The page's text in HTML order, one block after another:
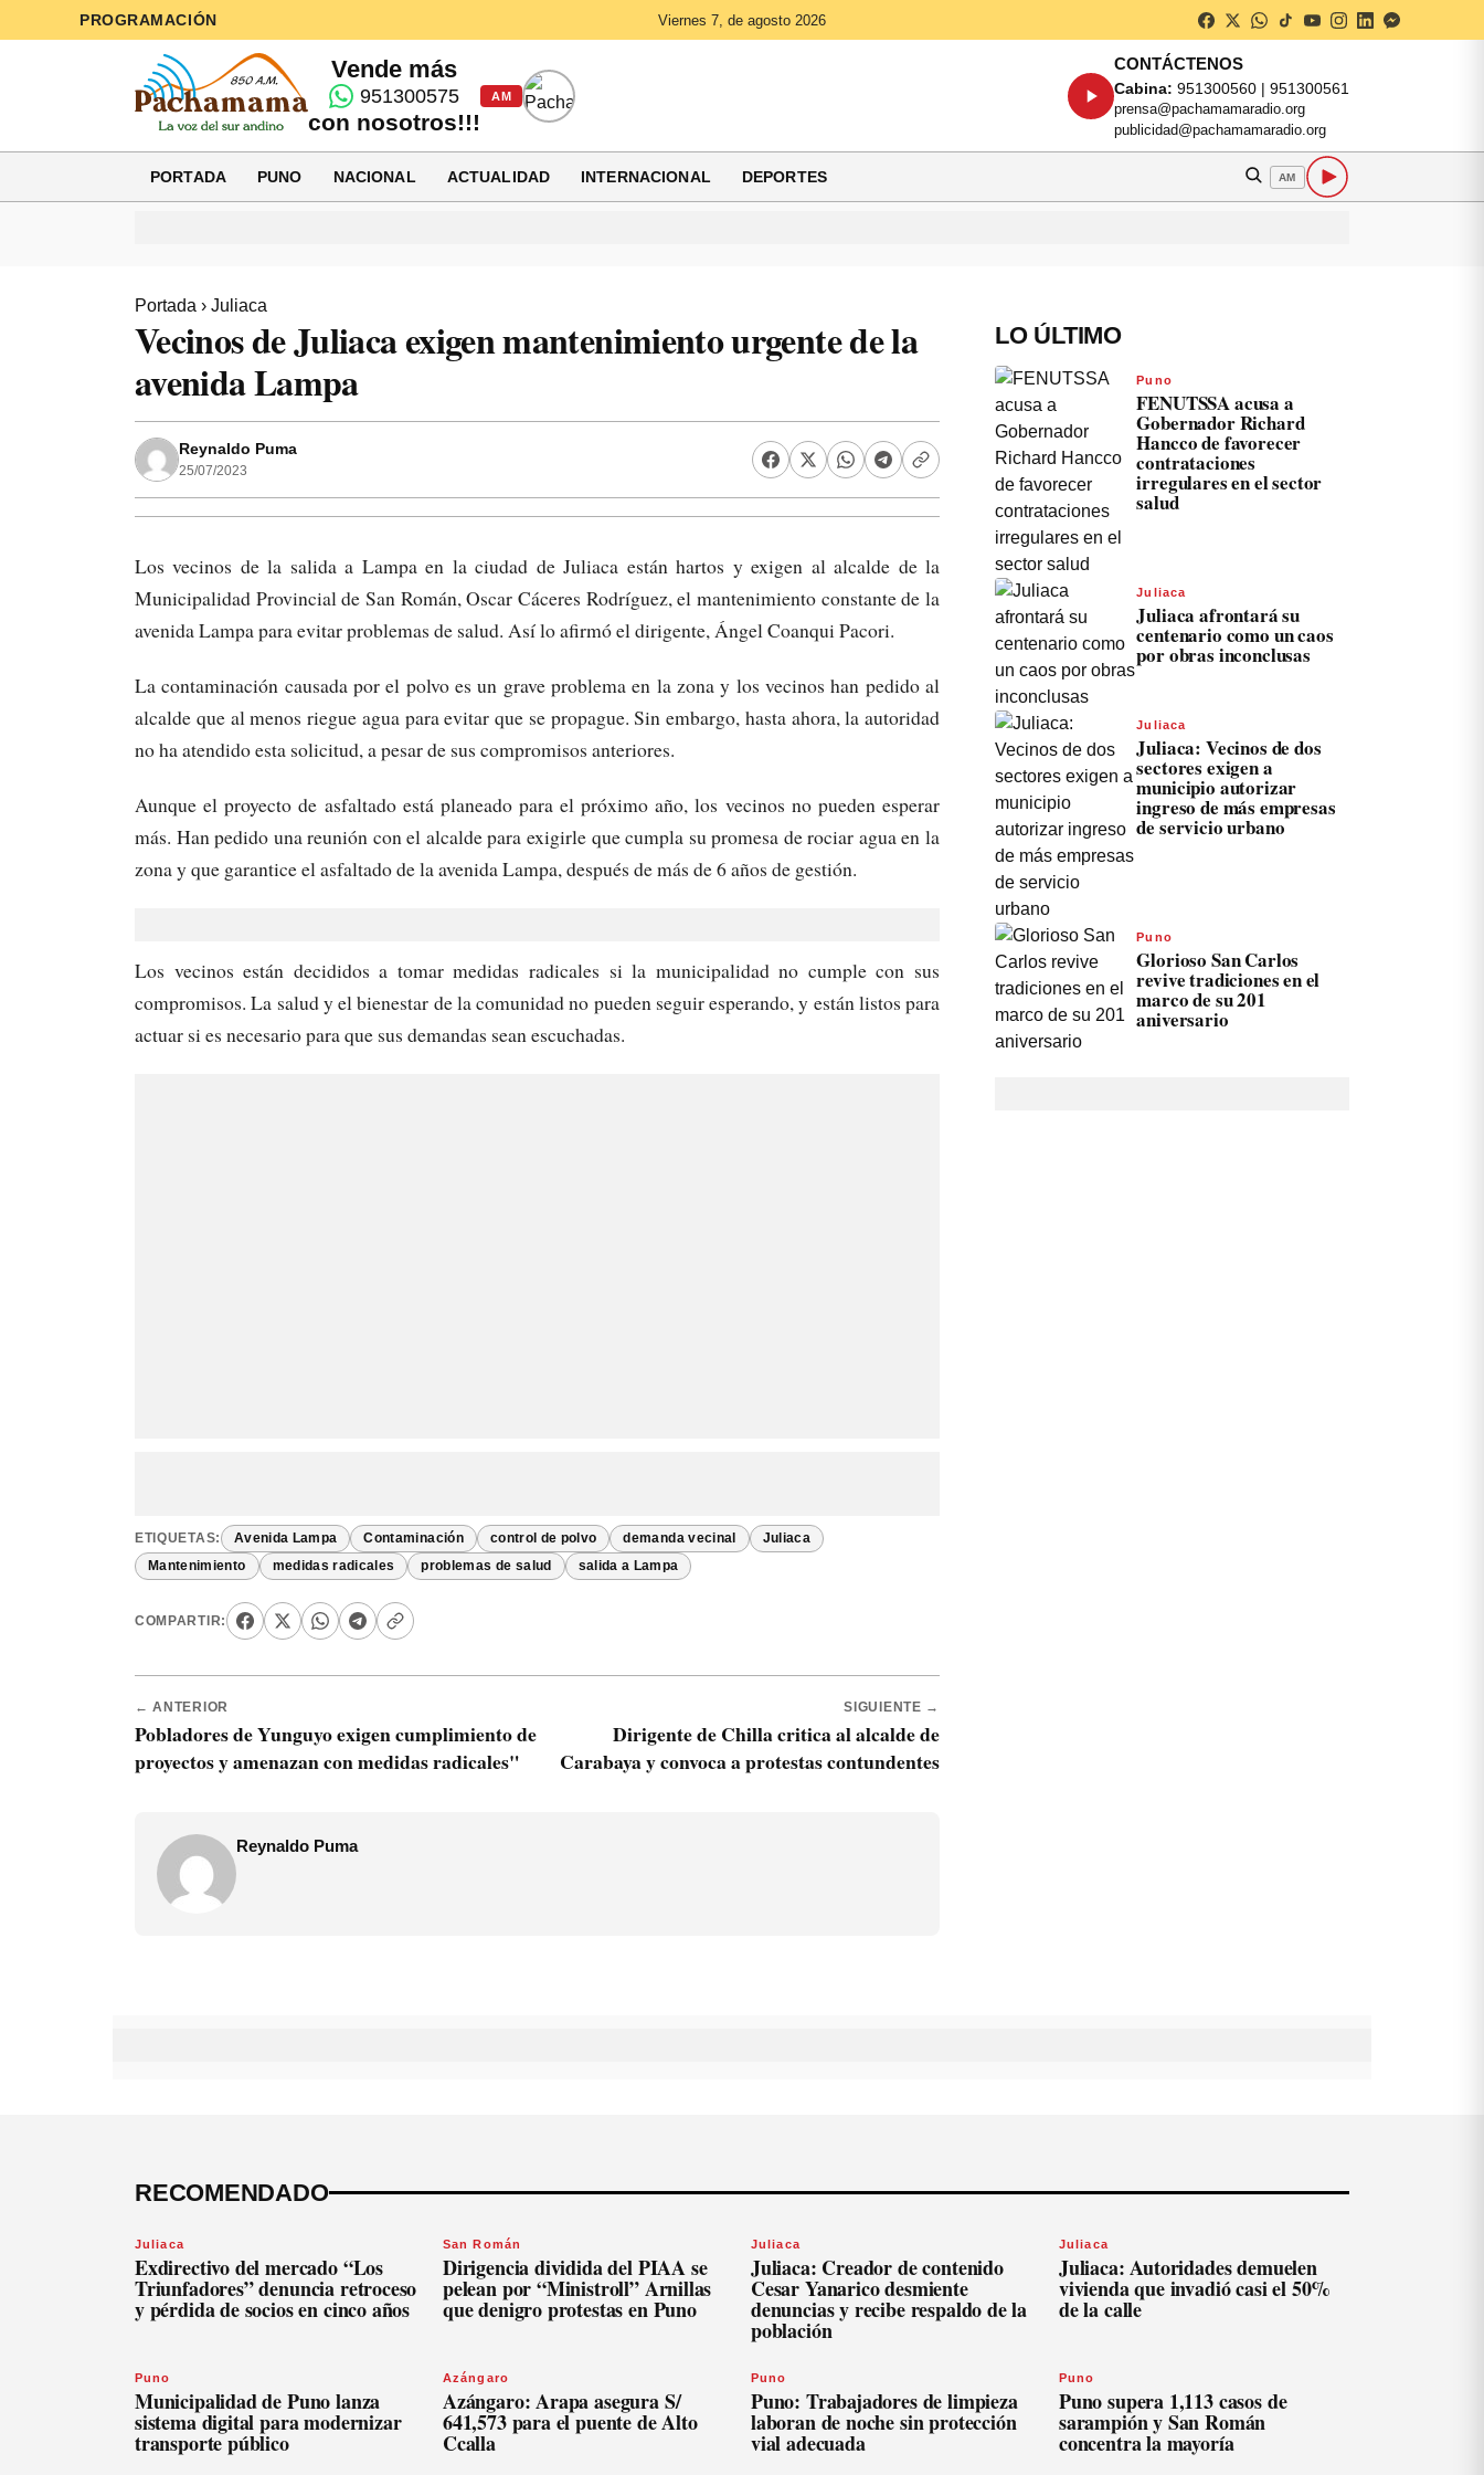
PROGRAMACIÓN Viernes 7, de agosto 2026
Vende más
951300575
con nosotros!!!
AM
CONTÁCTENOS
Cabina: 951300560 | 951300561
prensa@pachamamaradio.org
publicidad@pachamamaradio.org
PORTADA PUNO NACIONAL ACTUALIDAD INTERNACIONAL DEPORTES AM
Portada › Juliaca
Vecinos de Juliaca exigen mantenimiento urgente de la
avenida Lampa
Reynaldo Puma
25/07/2023
Los vecinos de la salida a Lampa en la ciudad de Juliaca están hartos y exigen al alcalde de la
Municipalidad Provincial de San Román, Oscar Cáceres Rodríguez, el mantenimiento constante de la
avenida Lampa para evitar problemas de salud. Así lo afirmó el dirigente, Ángel Coanqui Pacori.
La contaminación causada por el polvo es un grave problema en la zona y los vecinos han pedido al
alcalde que al menos riegue agua para evitar que se propague. Sin embargo, hasta ahora, la autoridad
no ha atendido esta solicitud, a pesar de sus compromisos anteriores.
Aunque el proyecto de asfaltado está planeado para el próximo año, los vecinos no pueden esperar
más. Han pedido una reunión con el alcalde para exigirle que cumpla su promesa de rociar agua en la
zona y que garantice el asfaltado de la avenida Lampa, después de más de 6 años de gestión.
Los vecinos están decididos a tomar medidas radicales si la municipalidad no cumple con sus
compromisos. La salud y el bienestar de la comunidad no pueden seguir esperando, y están listos para
actuar si es necesario para que sus demandas sean escuchadas.
ETIQUETAS: Avenida Lampa Contaminación control de polvo demanda vecinal Juliaca
Mantenimiento medidas radicales problemas de salud salida a Lampa
COMPARTIR:
← ANTERIOR
Pobladores de Yunguyo exigen cumplimiento de
proyectos y amenazan con medidas radicales"
SIGUIENTE →
Dirigente de Chilla critica al alcalde de
Carabaya y convoca a protestas contundentes
Reynaldo Puma
LO ÚLTIMO
Puno
FENUTSSA acusa a
Gobernador Richard
Hancco de favorecer
contrataciones
irregulares en el sector
salud
Juliaca
Juliaca afrontará su
centenario como un caos
por obras inconclusas
Juliaca
Juliaca: Vecinos de dos
sectores exigen a
municipio autorizar
ingreso de más empresas
de servicio urbano
Puno
Glorioso San Carlos
revive tradiciones en el
marco de su 201
aniversario
RECOMENDADO
Juliaca
Exdirectivo del mercado “Los
Triunfadores” denuncia retroceso
y pérdida de socios en cinco años
San Román
Dirigencia dividida del PIAA se
pelean por “Ministroll” Arnillas
que denigro protestas en Puno
Juliaca
Juliaca: Creador de contenido
Cesar Yanarico desmiente
denuncias y recibe respaldo de la
población
Juliaca
Juliaca: Autoridades demuelen
vivienda que invadió casi el 50%
de la calle
Puno
Municipalidad de Puno lanza
sistema digital para modernizar
transporte público
Azángaro
Azángaro: Arapa asegura S/
641,573 para el puente de Alto
Ccalla
Puno
Puno: Trabajadores de limpieza
laboran de noche sin protección
vial adecuada
Puno
Puno supera 1,113 casos de
sarampión y San Román
concentra la mayoría